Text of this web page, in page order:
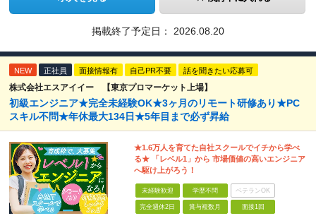
掲載終了予定日： 2026.08.20
NEW 正社員 面接情報有 自己PR不要 話を聞きたい応募可
株式会社エスアイイー 【東京プロマーケット上場】
初級エンジニア★完全未経験OK★3ヶ月のリモート研修あり★PC
スキル不問★年休最大134日★5年目まで必ず昇給
★1.6万人を育てた自社スクールでイチから学べ
る★ 「レベル1」から 市場価値の高いエンジニア
へ駆け上がろう！
未経験歓迎 学歴不問 ベテランOK
完全週休2日 賞与複数月 面接1回